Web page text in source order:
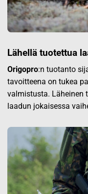
Lähellä tuotettua
Origopro:n tuotanto
tavoitteena on tukea
valmistusta. Läheinen
laadun jokaisessa